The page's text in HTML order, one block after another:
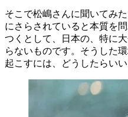
そこで松嶋さんに聞いてみ
にさらされていると本質を
つくとして、日本の、特に
らないものです。そうした
起こすには、どうしたらい